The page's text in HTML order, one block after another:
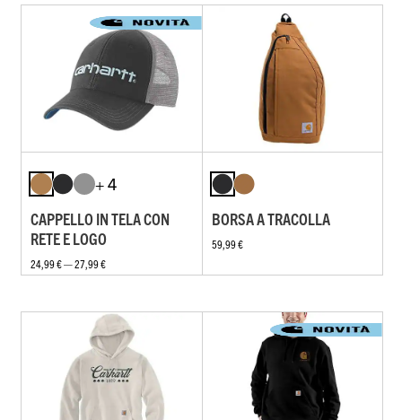
+ 4
CAPPELLO IN TELA CON
RETE E LOGO
24,99 € — 27,99 €
BORSA A TRACOLLA
59,99 €